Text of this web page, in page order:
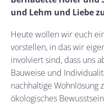
und Lehm und Liebe
Heute wollen wir euch
vorstellen, in das wir
involviert sind, dass uns
Bauweise und
nachhaltige Wohnlösung
ökologisches